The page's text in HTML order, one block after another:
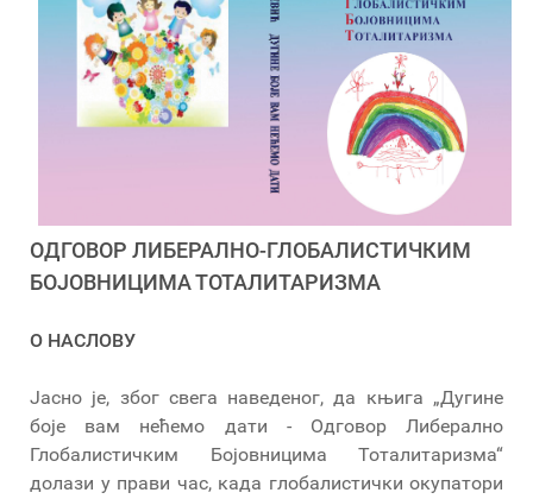
ОДГОВОР ЛИБЕРАЛНО-ГЛОБАЛИСТИЧКИМ
БОЈОВНИЦИМА ТОТАЛИТАРИЗМА
О НАСЛОВУ
Јасно је, због свега наведеног, да књига „Дугине
боје вам нећемо дати - Одговор Либерално
Глобалистичким Бојовницима Тоталитаризма“
долази у прави час, када глобалистички окупатори